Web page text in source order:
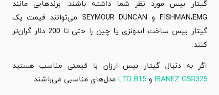
گیتار بیس مورد نظر شما داشته باشند. برندهایی مانند
FISHMAN،EMG و SEYMOUR DUNCAN می‌توانند قیمت یک
گیتار بیس ساخت اندونزی یا چین را حتی تا 200 دلار گران‌تر
کنند.
اگر به دنبال گیتار بیس ارزان با قیمتی مناسب هستید
IBANEZ GSR325 وLTD B15 مدل‌های مناسبی می‌باشند.